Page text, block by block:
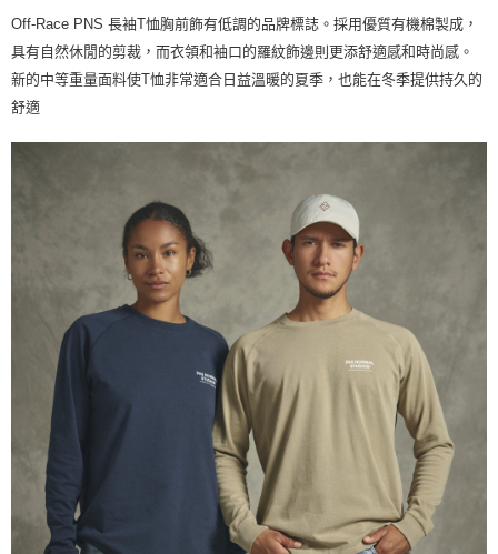
Off-Race PNS 長袖T恤胸前飾有低調的品牌標誌。採用優質有機棉製成，
具有自然休閒的剪裁，而衣領和袖口的羅紋飾邊則更添舒適感和時尚感。
新的中等重量面料使T恤非常適合日益溫暖的夏季，也能在冬季提供持久的
舒適